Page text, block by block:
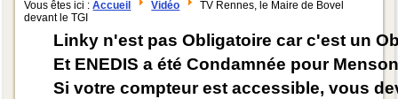
Vous êtes ici :Accueil Vidéo
TV Rennes, le Maire de Bovel
devant le TGI
Linky n'est pas Obligatoire car c'est un
Et ENEDIS a été Condamnée pour
Si votre compteur est accessible, vous